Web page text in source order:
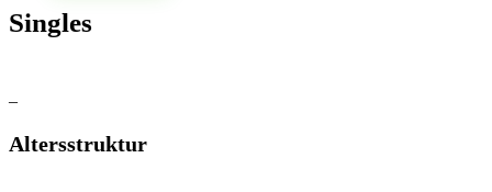
Singles
–
Altersstruktur